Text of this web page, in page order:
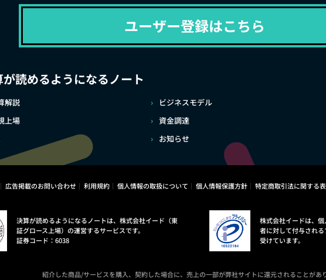
ユーザー登録はこちら
読めるようになるノート
解説
ビジネスモデル
上場
資金調達
お知らせ
広告掲載のお問い合わせ 利用規約 個人情報の取扱について 個人情報保護方針 特定商取引法に関する
決算が読めるようになるノートは、株式会社イード（東
証グロース上場）の運営するサービスです。
証券コード：6038
株式会社イードは、
者に対して付与され
受けています。
紹介した商品/サービスを購入、契約した場合に、売上の一部が弊社サイトに還元されることがあ